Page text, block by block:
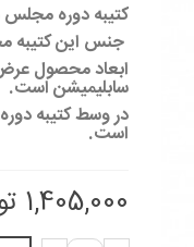
کتیبه دوره
جنس این کتیبه
سابلیمیشن است.
در وسط کتیبه
است.
1,405,000 تومان